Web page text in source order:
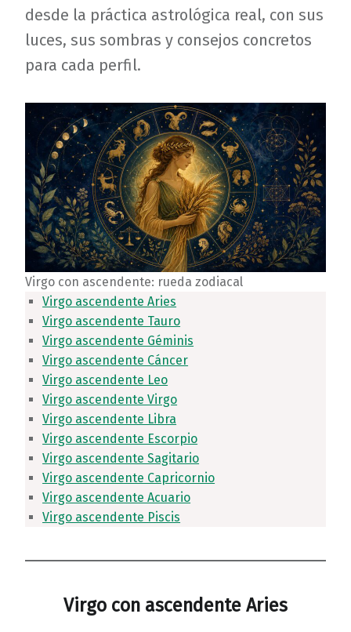
desde la práctica astrológica real, con sus
luces, sus sombras y consejos concretos
para cada perfil.
Virgo con ascendente: rueda zodiacal
Virgo ascendente Aries
Virgo ascendente Tauro
Virgo ascendente Géminis
Virgo ascendente Cáncer
Virgo ascendente Leo
Virgo ascendente Virgo
Virgo ascendente Libra
Virgo ascendente Escorpio
Virgo ascendente Sagitario
Virgo ascendente Capricornio
Virgo ascendente Acuario
Virgo ascendente Piscis
Virgo con ascendente Aries